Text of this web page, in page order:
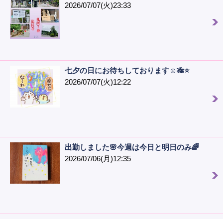
2026/07/07(火)23:33
七夕の日にお待ちしております☺️🎋⭐️
2026/07/07(火)12:22
出勤しました🌸今週は今日と明日のみ🌈
2026/07/06(月)12:35